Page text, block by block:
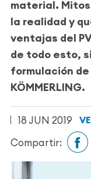
material.
la realidad y
ventajas del
de todo esto,
formulación
KÖMMERLING.
18 JUN 2019
Compartir: